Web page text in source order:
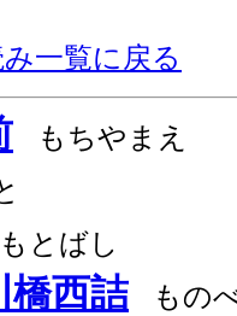
一覧に戻る
もちやまえ
もとばし
橋西詰 もの